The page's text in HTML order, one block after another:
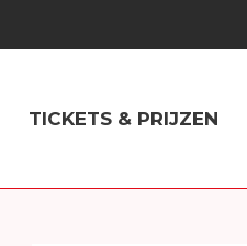
TICKETS & PRIJZEN